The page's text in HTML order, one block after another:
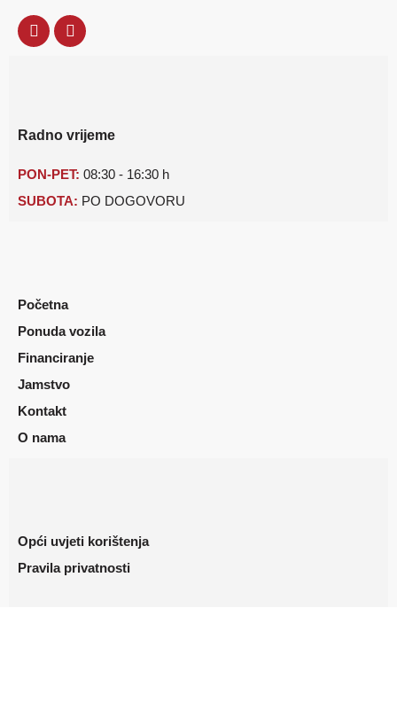
Radno vrijeme
PON-PET: 08:30 - 16:30 h
SUBOTA: PO DOGOVORU
Početna
Ponuda vozila
Financiranje
Jamstvo
Kontakt
O nama
Opći uvjeti korištenja
Pravila privatnosti